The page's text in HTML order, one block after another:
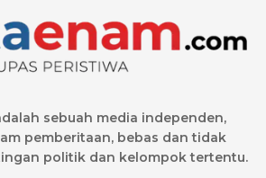
sebuah media independen,
pemberitaan, bebas dan tidak
politik dan kelompok tertentu.